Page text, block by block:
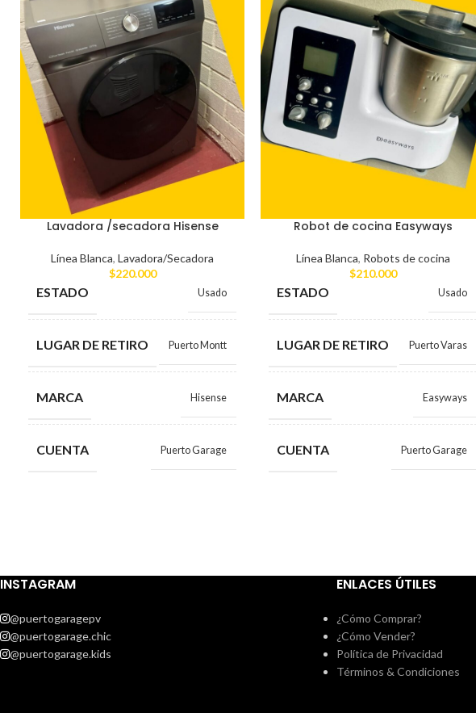
Lavadora /secadora Hisense
Línea Blanca, Lavadora/Secadora
$220.000
ESTADO Usado
LUGAR DE RETIRO Puerto Montt
MARCA Hisense
CUENTA Puerto Garage
Robot de cocina Easyways
Línea Blanca, Robots de cocina
$210.000
ESTADO Usado
LUGAR DE RETIRO Puerto Varas
MARCA Easyways
CUENTA Puerto Garage
INSTAGRAM
@puertogaragepv
@puertogarage.chic
@puertogarage.kids
ENLACES ÚTILES
¿Cómo Comprar?
¿Cómo Vender?
Política de Privacidad
Términos & Condiciones